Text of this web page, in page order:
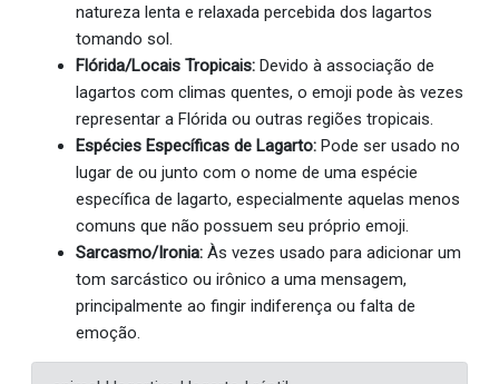
natureza lenta e relaxada percebida dos lagartos
tomando sol.
Flórida/Locais Tropicais: Devido à associação de
lagartos com climas quentes, o emoji pode às vezes
representar a Flórida ou outras regiões tropicais.
Espécies Específicas de Lagarto: Pode ser usado no
lugar de ou junto com o nome de uma espécie
específica de lagarto, especialmente aquelas menos
comuns que não possuem seu próprio emoji.
Sarcasmo/Ironia: Às vezes usado para adicionar um
tom sarcástico ou irônico a uma mensagem,
principalmente ao fingir indiferença ou falta de
emoção.